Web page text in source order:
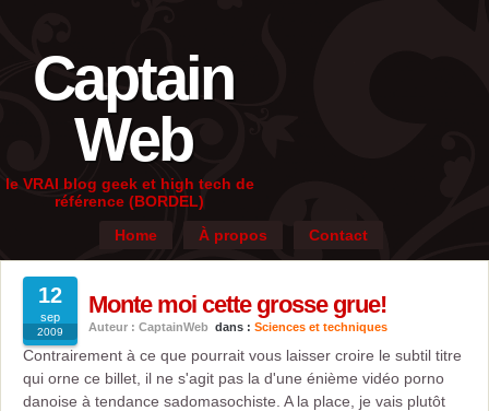
Captain
Web
le VRAI blog geek et high tech de
référence (BORDEL)
Home
À propos Contact
12
sep
2009
Monte moi cette grosse grue!
Auteur : CaptainWeb dans : Sciences et techniques
Contrairement à ce que pourrait vous laisser croire le subtil titre
qui orne ce billet, il ne s'agit pas la d'une énième vidéo porno
danoise à tendance sadomasochiste. A la place, je vais plutôt